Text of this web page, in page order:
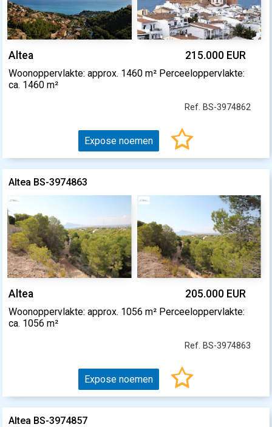
Altea 215.000 EUR
Woonoppervlakte: approx. 1460 m² Perceeloppervlakte:
ca. 1460 m²
Ref. BS-3974862
Expose noemen
Altea BS-3974863
Altea 205.000 EUR
Woonoppervlakte: approx. 1056 m² Perceeloppervlakte:
ca. 1056 m²
Ref. BS-3974863
Expose noemen
Altea BS-3974857